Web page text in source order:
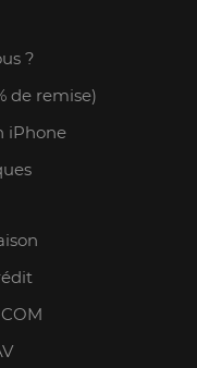
?
de remise)
iPhone